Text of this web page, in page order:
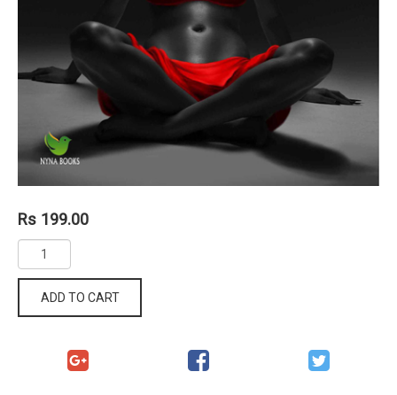
Rs 199.00
ADD TO CART